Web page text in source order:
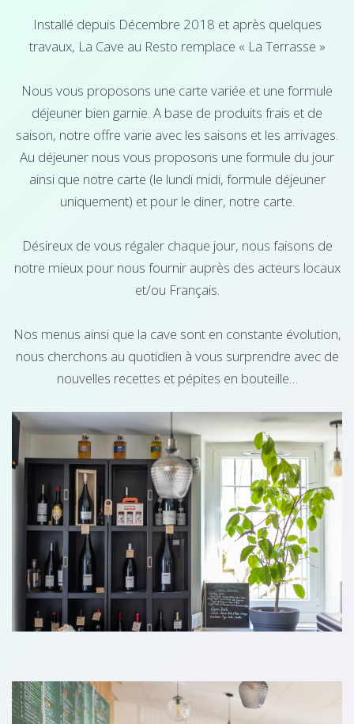
Installé depuis Décembre 2018 et après quelques
travaux, La Cave au Resto remplace « La Terrasse »
Nous vous proposons une carte variée et une formule
déjeuner bien garnie. A base de produits frais et de
saison, notre offre varie avec les saisons et les arrivages.
Au déjeuner nous vous proposons une formule du jour
ainsi que notre carte (le lundi midi, formule déjeuner
uniquement) et pour le diner, notre carte.
Désireux de vous régaler chaque jour, nous faisons de
notre mieux pour nous fournir auprès des acteurs locaux
et/ou Français.
Nos menus ainsi que la cave sont en constante évolution,
nous cherchons au quotidien à vous surprendre avec de
nouvelles recettes et pépites en bouteille…